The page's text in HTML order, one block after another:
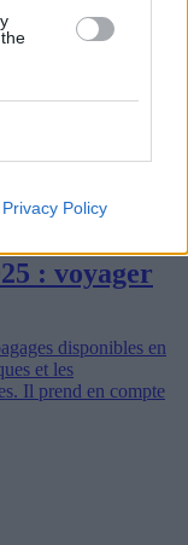
Privacy Policy
: voyager
disponibles en
et les
Il prend en compte